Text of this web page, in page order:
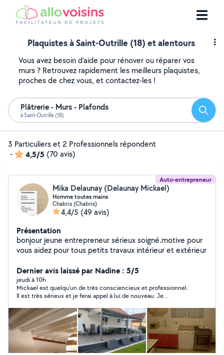
Plaquistes à Saint-Outrille (18) et alentours
Vous avez besoin d'aide pour rénover ou réparer vos
murs ? Retrouvez rapidement les meilleurs plaquistes,
proches de chez vous, et contactez-les !
Plâtrerie - Murs - Plafonds
à Saint-Outrille (18)
3 Particuliers et 2 Professionnels répondent
-
4,5/5 (70 avis)
Auto-entrepreneur
Mika Delaunay (Delaunay Mickael)
Homme toutes mains
Chabris (Chabris)
4,4/5 (49 avis)
Présentation
bonjour jeune entrepreneur sérieux soigné.motive pour
vous aidez pour tous petits travaux intérieur et extérieur
Dernier avis laissé par Nadine : 5/5
jeudi à 10h
Mickael est quelqu'un de très consciencieux et professionnel.
Il est très sérieux et je ferai appel à lui de nouveau. Je